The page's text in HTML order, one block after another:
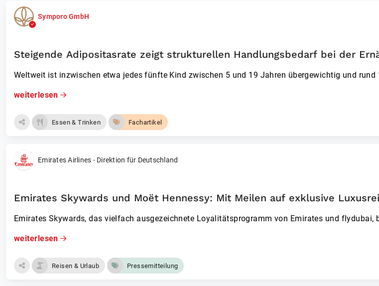
Symporo GmbH
Steigende Adipositasrate zeigt strukturellen Handlungsbedarf bei der
Weltweit ist inzwischen etwa jedes fünfte Kind zwischen 5 und 19 Jahren übergewichtig und
weiterlesen
Essen & Trinken Fachartikel
Emirates Airlines - Direktion für Deutschland
Emirates Skywards und Moët Hennessy: Mit Meilen auf exklusive
Emirates Skywards, das vielfach ausgezeichnete Loyalitätsprogramm von Emirates und flydubai,
weiterlesen
Reisen & Urlaub Pressemitteilung